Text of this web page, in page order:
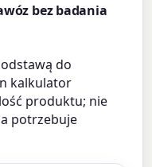
bez badania
do
kalkulator
produktu; nie
potrzebuje